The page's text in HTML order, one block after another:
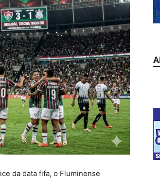
da data fifa, o Fluminense